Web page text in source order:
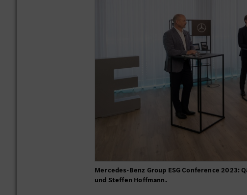
Mercedes-Benz Group ESG Conference 2023:
und Steffen Hoffmann.